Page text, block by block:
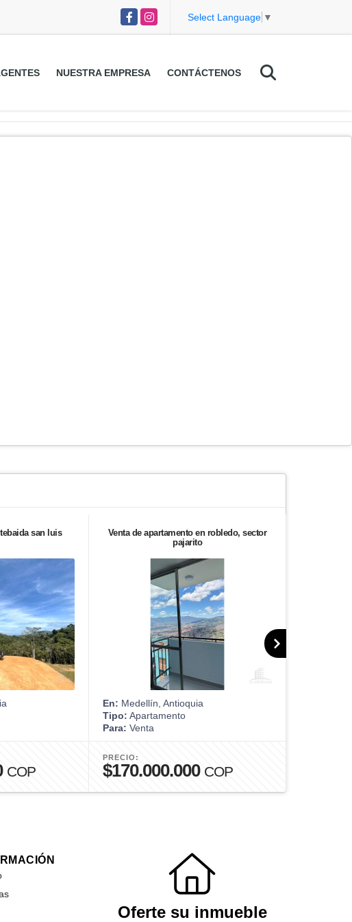
FacebookInstagram Select Language ▼
NUESTRA EMPRESA CONTÁCTENOS
san luis
COP
Venta de apartamento en robledo, sector
pajarito
En: Medellín, Antioquia
Tipo: Apartamento
Para: Venta
PRECIO:
$170.000.000 COP
Oferte su inmueble